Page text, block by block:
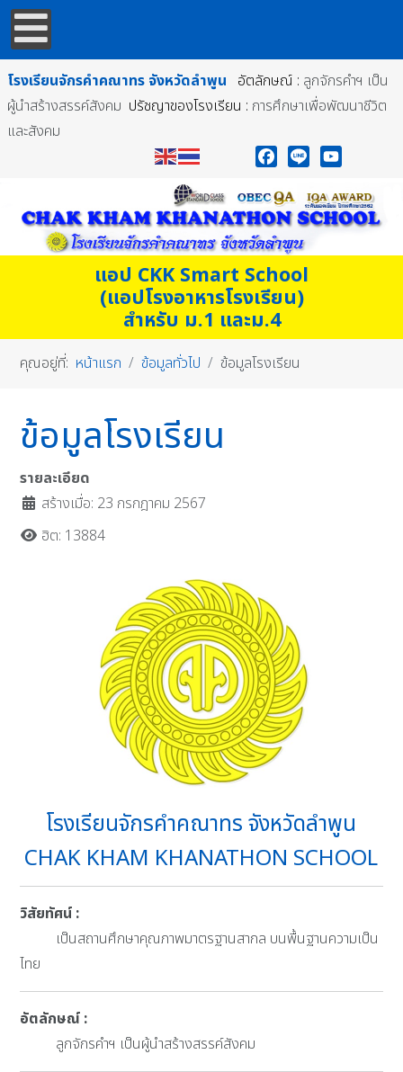
โรงเรียนจักรคำคณาทร จังหวัดลำพูน อัตลักษณ์ : ลูกจักรคำฯ เป็น
ผู้นำสร้างสรรค์สังคม ปรัชญาของโรงเรียน : การศึกษาเพื่อพัฒนาชีวิต
และสังคม
แอป CKK Smart School
(แอปโรงอาหารโรงเรียน)
สำหรับ ม.1 และม.4
คุณอยู่ที่: หน้าแรก ข้อมูลทั่วไป ข้อมูลโรงเรียน
ข้อมูลโรงเรียน
รายละเอียด
สร้างเมื่อ: 23 กรกฎาคม 2567
ฮิต: 13884
โรงเรียนจักรคำคณาทร จังหวัดลำพูน
CHAK KHAM KHANATHON SCHOOL
วิสัยทัศน์ :
เป็นสถานศึกษาคุณภาพมาตรฐานสากล บนพื้นฐานความเป็น
ไทย
อัตลักษณ์ :
ลูกจักรคำฯ เป็นผู้นำสร้างสรรค์สังคม